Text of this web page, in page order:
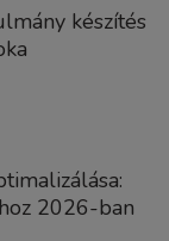
készítés
2026-ban